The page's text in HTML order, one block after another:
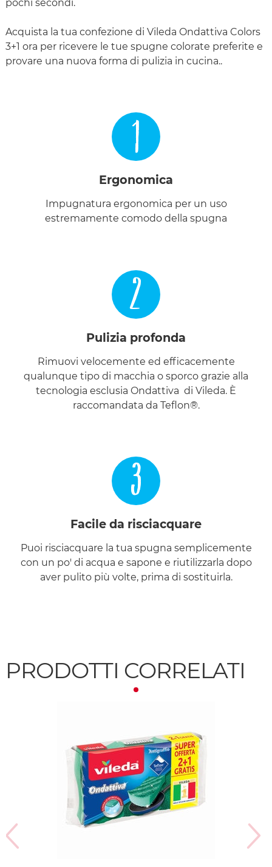
pochi secondi.
Acquista la tua confezione di Vileda Ondattiva Colors
3+1 ora per ricevere le tue spugne colorate preferite e
provare una nuova forma di pulizia in cucina..
1
Ergonomica
Impugnatura ergonomica per un uso
estremamente comodo della spugna
2
Pulizia profonda
Rimuovi velocemente ed efficacemente
qualunque tipo di macchia o sporco grazie alla
tecnologia esclusia Ondattiva di Vileda. È
raccomandata da Teflon®.
3
Facile da risciacquare
Puoi risciacquare la tua spugna semplicemente
con un po' di acqua e sapone e riutilizzarla dopo
aver pulito più volte, prima di sostituirla.
PRODOTTI CORRELATI